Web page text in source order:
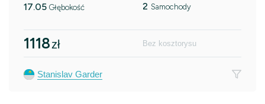
17.05 Głębokość 2 Samochody
1118zł Bez kosztorysu
Stanislav Garder